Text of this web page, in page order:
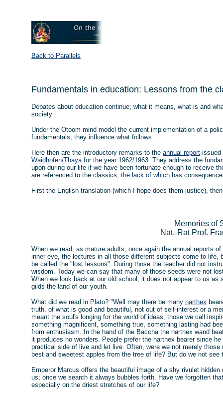
Back to Parallels
Fundamentals in education: Lessons from the
Debates about education continue; what it means, what is and
society.
Under the Otoom mind model the current implementation of a
fundamentals; they influence what follows.
Here then are the introductory remarks to the annual report
Waidhofen/Thayafor the year 1962/1963. They address the
upon during our life if we have been fortunate enough to receive
are referenced to the classics, the lack of which has
First the English translation (which I hope does them justice),
Memories of
Nat.-Rat Prof.
When we read, as mature adults, once again the annual reports
inner eye, the lectures in all those different subjects come to
be called the "lost lessons". During those the teacher did not
wisdom. Today we can say that many of those seeds were not
When we look back at our old school, it does not appear to us
gilds the land of our youth.
What did we read in Plato? "Well may there be many narthex
truth, of what is good and beautiful, not out of self-interest or a
meant the soul's longing for the world of ideas, those we call
something magnificent, something true, something lasting had
from enthusiasm. In the hand of the Baccha the narthex wand
it produces no wonders. People prefer the narthex bearer since
practical side of live and let live. Often, were we not merely
best and sweetest apples from the tree of life? But do we not
Emperor Marcus offers the beautiful image of a shy rivulet
us; once we search it always bubbles forth. Have we forgotten
especially on the driest stretches of our life?